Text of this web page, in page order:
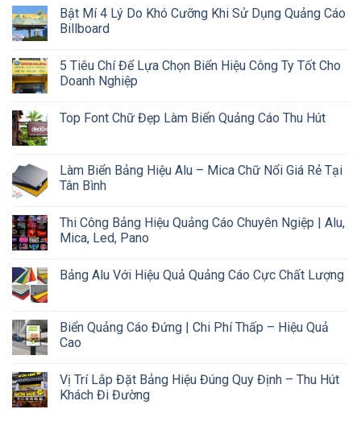
Bật Mí 4 Lý Do Khó Cưỡng Khi Sử Dụng Quảng Cáo
Billboard
5 Tiêu Chí Để Lựa Chọn Biển Hiệu Công Ty Tốt Cho
Doanh Nghiệp
Top Font Chữ Đẹp Làm Biển Quảng Cáo Thu Hút
Làm Biển Bảng Hiệu Alu – Mica Chữ Nổi Giá Rẻ Tại
Tân Bình
Thi Công Bảng Hiệu Quảng Cáo Chuyên Ngiệp | Alu,
Mica, Led, Pano
Bảng Alu Với Hiệu Quả Quảng Cáo Cực Chất Lượng
Biển Quảng Cáo Đứng | Chi Phí Thấp – Hiệu Quả
Cao
Vị Trí Lắp Đặt Bảng Hiệu Đúng Quy Định – Thu Hút
Khách Đi Đường